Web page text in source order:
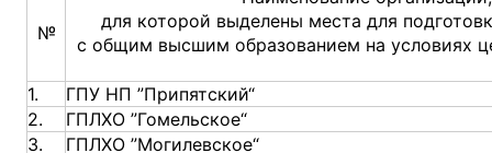
№
для которой выделены места для
с общим высшим образованием на условиях
1.
ГПУ НП ”Припятский“
2.
ГПЛХО ”Гомельское“
3.
ГПЛХО ”Могилевское“